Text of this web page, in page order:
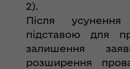
2).
Після
підставою для
залишення
розширення